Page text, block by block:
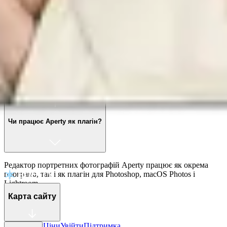
Використовуйте програму для редагування портретів Aperty,
щоб підкреслити риси обличчя, покращити кольори та
усунути недоліки, представляючи своїх моделей у
найкращому світлі.
Чи можу я змінити відтінок шкіри в Aperty?
Звісно! Ви можете легко відрегулювати тон шкіри в редакторі
Aperty.
Чи працює Aperty як плагін?
Редактор портретних фотографій Aperty працює як окрема
програма, так і як плагін для Photoshop, macOS Photos і
Lightroom.
Карта сайту